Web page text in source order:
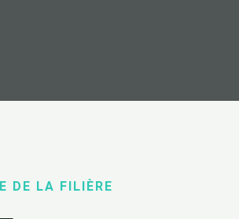
DE LA FILIÈRE